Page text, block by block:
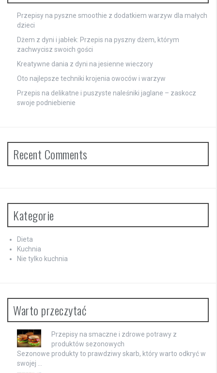
Przepisy na pyszne smoothie z dodatkiem warzyw dla małych
dzieci
Dżem z dyni i jabłek: Przepis na pyszny dżem, którym
zachwycisz swoich gości
Kreatywne dania z dyni na jesienne wieczory
Oto najlepsze techniki krojenia owoców i warzyw
Przepis na delikatne i puszyste naleśniki jaglane – zaskocz
swoje podniebienie
Recent Comments
Kategorie
Dieta
Kuchnia
Nie tylko kuchnia
Warto przeczytać
Przepisy na smaczne i zdrowe potrawy z
produktów sezonowych
Sezonowe produkty to prawdziwy skarb, który warto odkryć w
swojej …